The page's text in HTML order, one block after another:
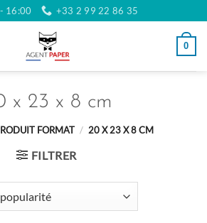
16:00 +33 2 99 22 86 35
0
x 23 x 8 cm
FORMAT / 20 X 23 X 8 CM
FILTRER